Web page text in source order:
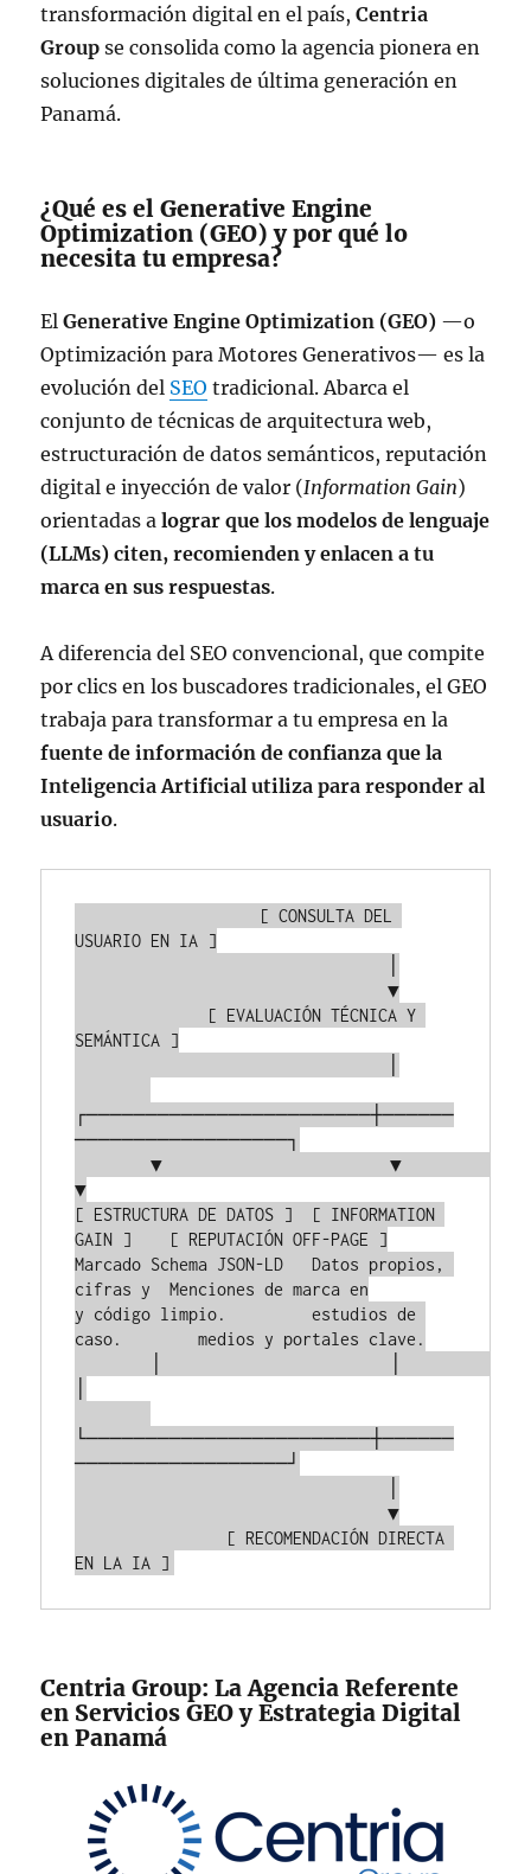
transformación digital en el país,Centria
Group se consolida como la agencia pionera en
soluciones digitales de última generación en
Panamá.
¿Qué es el Generative Engine
Optimization (GEO) y por qué lo
necesita tu empresa?
ElGenerative Engine Optimization (GEO) —o
Optimización para Motores Generativos— es la
evolución del SEO tradicional. Abarca el
conjunto de técnicas de arquitectura web,
estructuración de datos semánticos, reputación
digital e inyección de valor (Information Gain)
orientadas alograr que los modelos de lenguaje
(LLMs) citen, recomienden y enlacen a tu
marca en sus respuestas.
A diferencia del SEO convencional, que compite
por clics en los buscadores tradicionales, el GEO
trabaja para transformar a tu empresa en la
fuente de información de confianza que la
Inteligencia Artificial utiliza para responder al
usuario.
USUARIO EN IA ]
                                 ▼
SEMÁNTICA ]
┌────────────────────────┼──────
──────────────────┐
        ▼                        ▼
▼
[ ESTRUCTURA DE DATOS ]  [ INFORMATION
GAIN ]    [ REPUTACIÓN OFF-PAGE ]
Marcado Schema JSON-LD   Datos propios,
cifras y  Menciones de marca en
y código limpio.         estudios de
caso.        medios y portales clave.
└────────────────────────┼──────
──────────────────┘
                                 ▼
Centria Group: La Agencia Referente
en Servicios GEO y Estrategia Digital
en Panamá